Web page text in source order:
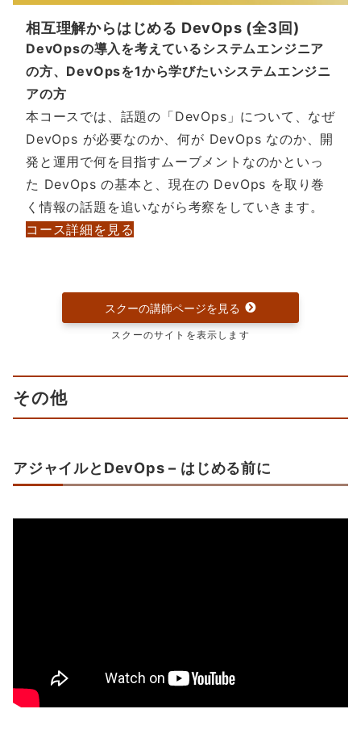
相互理解からはじめる DevOps (全3回)
DevOpsの導入を考えているシステムエンジニア
の方、DevOpsを1から学びたいシステムエンジニ
アの方
本コースでは、話題の「DevOps」について、なぜ
DevOps が必要なのか、何が DevOps なのか、開
発と運用で何を目指すムーブメントなのかといっ
た DevOps の基本と、現在の DevOps を取り巻
く情報の話題を追いながら考察をしていきます。
コース詳細を見る
スクーの講師ページを見る
スクーのサイトを表示します
その他
アジャイルとDevOps – はじめる前に